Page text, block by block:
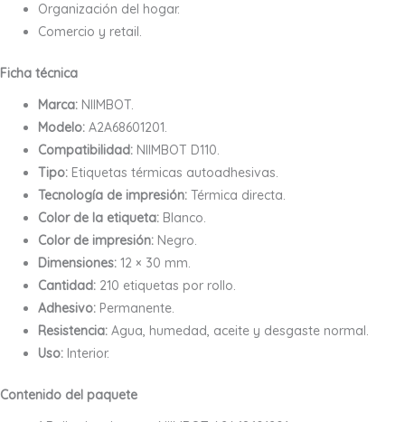
Organización del hogar.
Comercio y retail.
Ficha técnica
Marca: NIIMBOT.
Modelo: A2A68601201.
Compatibilidad: NIIMBOT D110.
Tipo: Etiquetas térmicas autoadhesivas.
Tecnología de impresión: Térmica directa.
Color de la etiqueta: Blanco.
Color de impresión: Negro.
Dimensiones: 12 × 30 mm.
Cantidad: 210 etiquetas por rollo.
Adhesivo: Permanente.
Resistencia: Agua, humedad, aceite y desgaste normal.
Uso: Interior.
Contenido del paquete